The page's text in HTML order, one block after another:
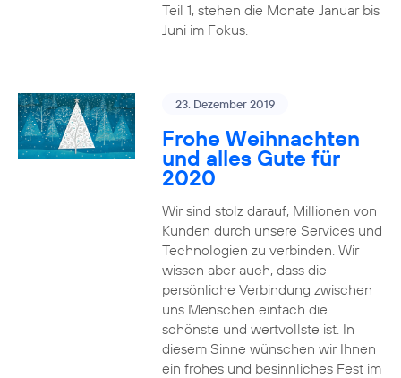
Teil 1, stehen die Monate Januar bis
Juni im Fokus.
23. Dezember 2019
Frohe Weihnachten
und alles Gute für
2020
Wir sind stolz darauf, Millionen von
Kunden durch unsere Services und
Technologien zu verbinden. Wir
wissen aber auch, dass die
persönliche Verbindung zwischen
uns Menschen einfach die
schönste und wertvollste ist. In
diesem Sinne wünschen wir Ihnen
ein frohes und besinnliches Fest im